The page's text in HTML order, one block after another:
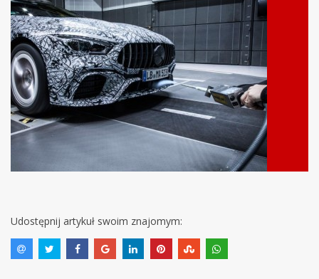
Udostępnij artykuł swoim znajomym: